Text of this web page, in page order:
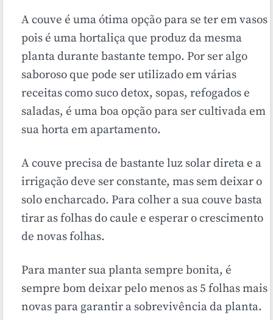
A couve é uma ótima opção para se ter em vasos
pois é uma hortaliça que produz da mesma
planta durante bastante tempo. Por ser algo
saboroso que pode ser utilizado em várias
receitas como suco detox, sopas, refogados e
saladas, é uma boa opção para ser cultivada em
sua horta em apartamento.
A couve precisa de bastante luz solar direta e a
irrigação deve ser constante, mas sem deixar o
solo encharcado. Para colher a sua couve basta
tirar as folhas do caule e esperar o crescimento
de novas folhas.
Para manter sua planta sempre bonita, é
sempre bom deixar pelo menos as 5 folhas mais
novas para garantir a sobrevivência da planta.